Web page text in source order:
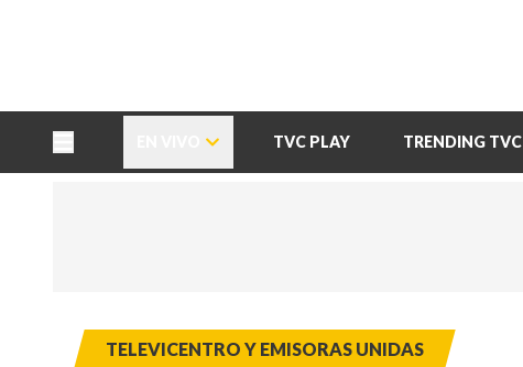
TVC PLAY TRENDING TVC
TELEVICENTRO Y EMISORAS UNIDAS